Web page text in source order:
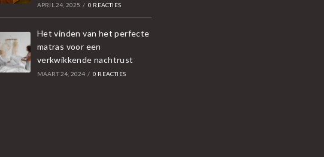
APRIL 24, 2025 / 0 REACTIES
Het vinden van het perfecte
matras voor een
verkwikkende nachtrust
MAART 24, 2024 / 0 REACTIES